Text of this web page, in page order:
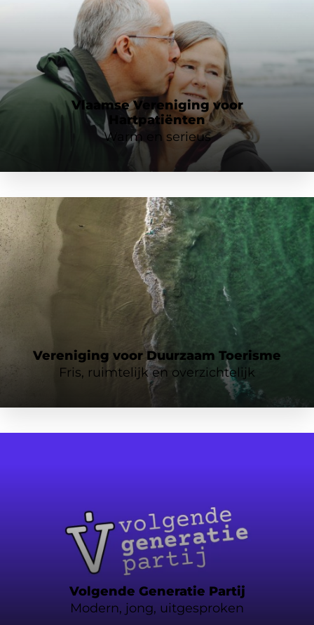
Vlaamse Vereniging voor
Hartpatiënten
Warm en serieus
Vereniging voor Duurzaam Toerisme
Fris, ruimtelijk en overzichtelijk
Volgende Generatie Partij
Modern, jong, uitgesproken